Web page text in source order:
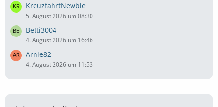
KreuzfahrtNewbie
5. August 2026 um 08:30
Betti3004
4. August 2026 um 16:46
Arnie82
4. August 2026 um 11:53